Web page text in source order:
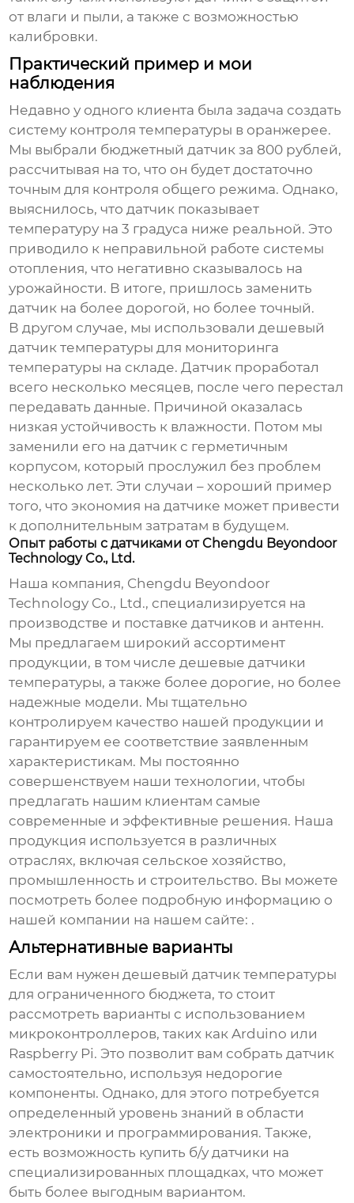
от влаги и пыли, а также с возможностью
калибровки.
Практический пример и мои
наблюдения
Недавно у одного клиента была задача создать
систему контроля температуры в оранжерее.
Мы выбрали бюджетный датчик за 800 рублей,
рассчитывая на то, что он будет достаточно
точным для контроля общего режима. Однако,
выяснилось, что датчик показывает
температуру на 3 градуса ниже реальной. Это
приводило к неправильной работе системы
отопления, что негативно сказывалось на
урожайности. В итоге, пришлось заменить
датчик на более дорогой, но более точный.
В другом случае, мы использовалидешевый
датчик температуры для мониторинга
температуры на складе. Датчик проработал
всего несколько месяцев, после чего перестал
передавать данные. Причиной оказалась
низкая устойчивость к влажности. Потом мы
заменили его на датчик с герметичным
корпусом, который прослужил без проблем
несколько лет. Эти случаи – хороший пример
того, что экономия на датчике может привести
к дополнительным затратам в будущем.
Опыт работы с датчиками от Chengdu Beyondoor
Technology Co., Ltd.
Наша компания, Chengdu Beyondoor
Technology Co., Ltd., специализируется на
производстве и поставке датчиков и антенн.
Мы предлагаем широкий ассортимент
продукции, в том числедешевые датчики
температуры, а также более дорогие, но более
надежные модели. Мы тщательно
контролируем качество нашей продукции и
гарантируем ее соответствие заявленным
характеристикам. Мы постоянно
совершенствуем наши технологии, чтобы
предлагать нашим клиентам самые
современные и эффективные решения. Наша
продукция используется в различных
отраслях, включая сельское хозяйство,
промышленность и строительство. Вы можете
посмотреть более подробную информацию о
нашей компании на нашем сайте: .
Альтернативные варианты
Если вам нужендешевый датчик температуры
для ограниченного бюджета, то стоит
рассмотреть варианты с использованием
микроконтроллеров, таких как Arduino или
Raspberry Pi. Это позволит вам собрать датчик
самостоятельно, используя недорогие
компоненты. Однако, для этого потребуется
определенный уровень знаний в области
электроники и программирования. Также,
есть возможность купить б/у датчики на
специализированных площадках, что может
быть более выгодным вариантом.